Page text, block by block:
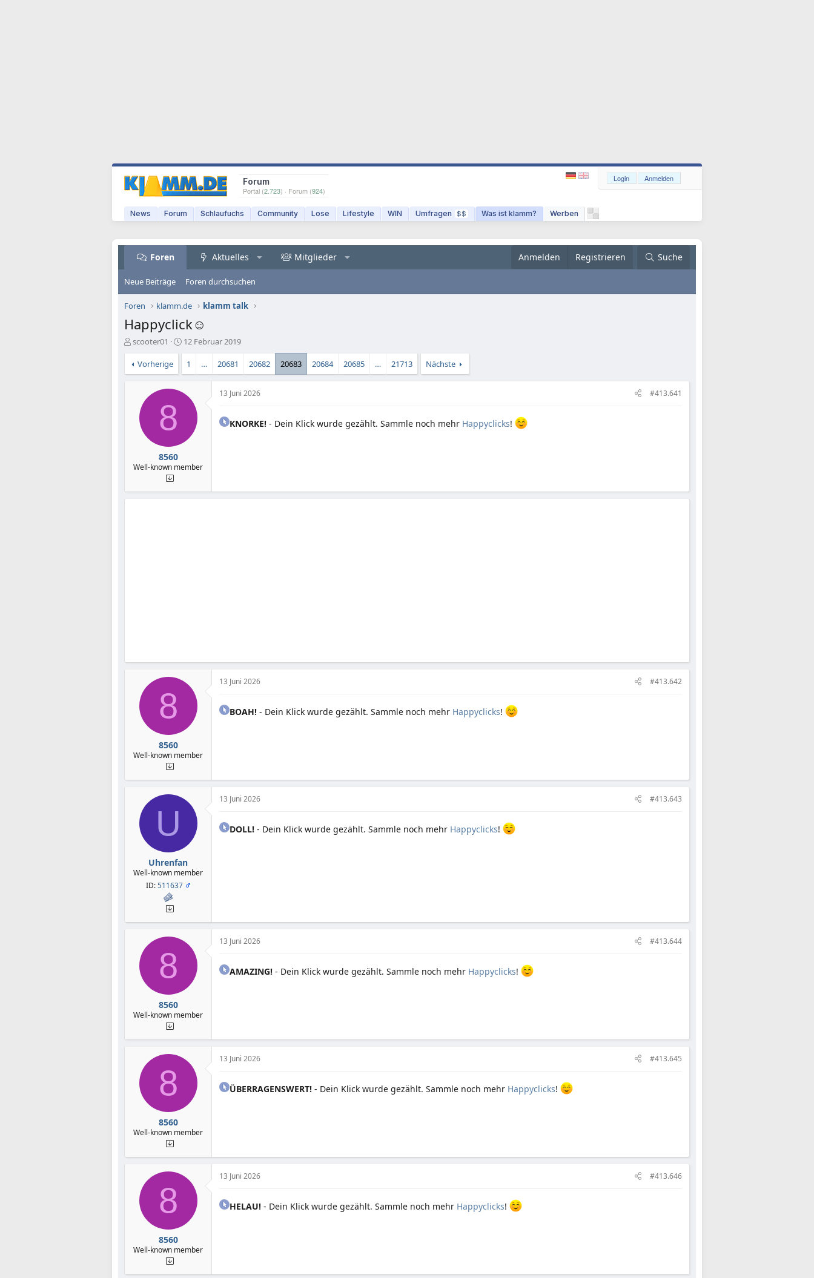
Forum
Portal (2.723) · Forum (924)
News Forum Schlaufuchs Community Lose Lifestyle WIN Umfragen $$ Was ist klamm? Werben
Login Anmelden
Foren Aktuelles Mitglieder Anmelden Registrieren Suche
Neue Beiträge Foren durchsuchen
Foren klamm.de klamm talk
Happyclick☺️
E
s
t
scooter01
E
t
l
m
12 Februar 2019
Vorherige 1 … 20681 20682 20683 20684 20685 … 21713 Nächste
8
8560
Well-known member
13 Juni 2026 #413.641
KNORKE! - Dein Klick wurde gezählt. Sammle noch mehr Happyclicks!
8
8560
Well-known member
13 Juni 2026 #413.642
BOAH! - Dein Klick wurde gezählt. Sammle noch mehr Happyclicks!
U
Uhrenfan
Well-known member
ID:511637
13 Juni 2026 #413.643
DOLL! - Dein Klick wurde gezählt. Sammle noch mehr Happyclicks!
8
8560
Well-known member
13 Juni 2026 #413.644
AMAZING! - Dein Klick wurde gezählt. Sammle noch mehr Happyclicks!
8
8560
Well-known member
13 Juni 2026 #413.645
ÜBERRAGENSWERT! - Dein Klick wurde gezählt. Sammle noch mehr Happyclicks!
8
8560
Well-known member
13 Juni 2026 #413.646
HELAU! - Dein Klick wurde gezählt. Sammle noch mehr Happyclicks!